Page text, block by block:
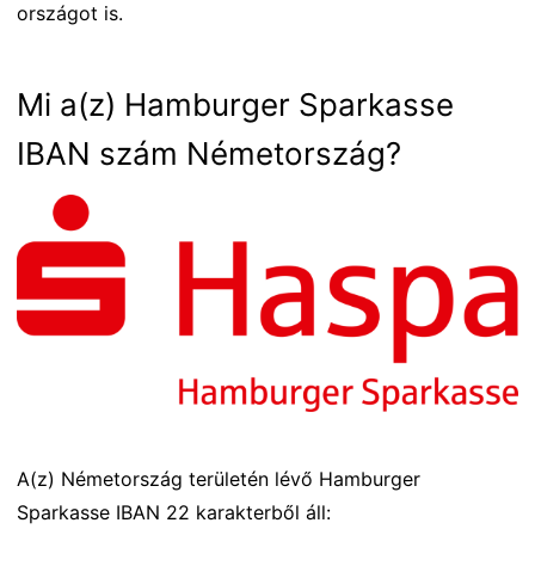
országot is.
Mi a(z) Hamburger Sparkasse
IBAN szám Németország?
A(z) Németország területén lévő Hamburger
Sparkasse IBAN 22 karakterből áll: